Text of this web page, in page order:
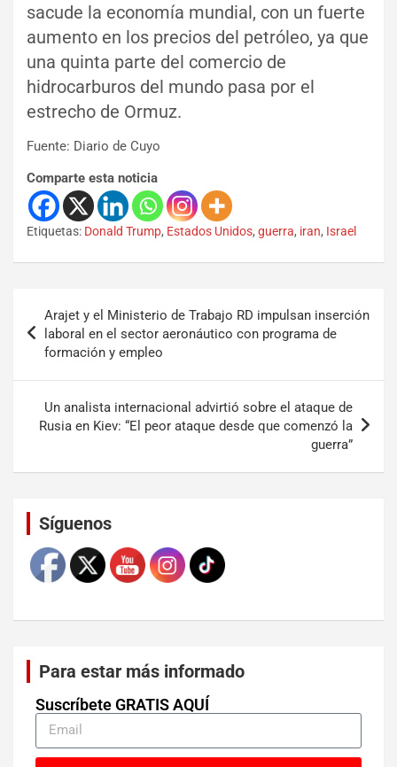
sacude la economía mundial, con un fuerte
aumento en los precios del petróleo, ya que
una quinta parte del comercio de
hidrocarburos del mundo pasa por el
estrecho de Ormuz.
Fuente: Diario de Cuyo
Comparte esta noticia
Etiquetas: Donald Trump, Estados Unidos, guerra, iran, Israel
Arajet y el Ministerio de Trabajo RD impulsan inserción
laboral en el sector aeronáutico con programa de
formación y empleo
Un analista internacional advirtió sobre el ataque de
Rusia en Kiev: “El peor ataque desde que comenzó la
guerra”
Síguenos
Para estar más informado
Suscríbete GRATIS AQUÍ